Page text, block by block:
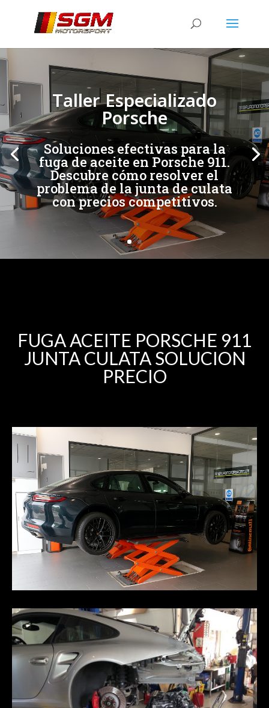
Taller Especializado
Porsche
Soluciones efectivas para la
fuga de aceite en Porsche 911.
Descubre cómo resolver el
problema de la junta de culata
con precios competitivos.
FUGA ACEITE PORSCHE 911
JUNTA CULATA SOLUCION
PRECIO